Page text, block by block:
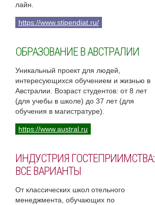
лайн.
https://www.stipendiat.ru/
ОБРАЗОВАНИЕ В АВСТРАЛИИ
Уникальный проект для людей,
интересующихся обучением и жизнью в
Австралии. Возраст студентов: от 8 лет
(для учебы в школе) до 37 лет (для
обучения в магистратуре).
https://www.austral.ru
ИНДУСТРИЯ ГОСТЕПРИИМСТВА:
ВСЕ ВАРИАНТЫ
От классических школ отельного
менеджмента, обучающих по